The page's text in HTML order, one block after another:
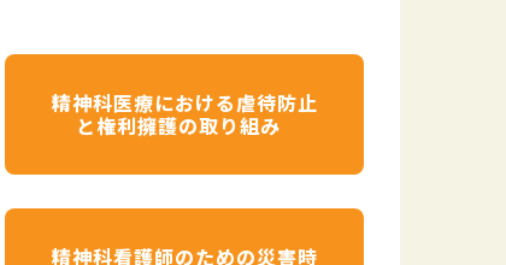
精神科医療における虐待防止
と権利擁護の取り組み
精神科看護師のための災害時